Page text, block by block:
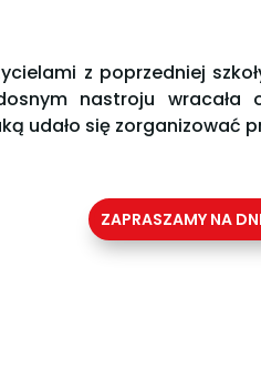
z poprzedniej
nastroju wracała
udało się zorganizować
ZAPRASZAMY NA